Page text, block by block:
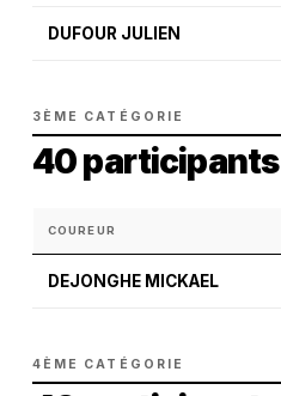
DUFOUR JULIEN
3ÈME CATÉGORIE
40 participants
COUREUR
DEJONGHE MICKAEL
4ÈME CATÉGORIE